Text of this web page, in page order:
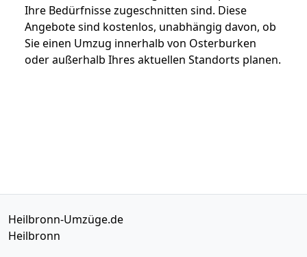
Ihre Bedürfnisse zugeschnitten sind. Diese
Angebote sind kostenlos, unabhängig davon, ob
Sie einen Umzug innerhalb von Osterburken
oder außerhalb Ihres aktuellen Standorts planen.
Heilbronn-Umzüge.de
Heilbronn